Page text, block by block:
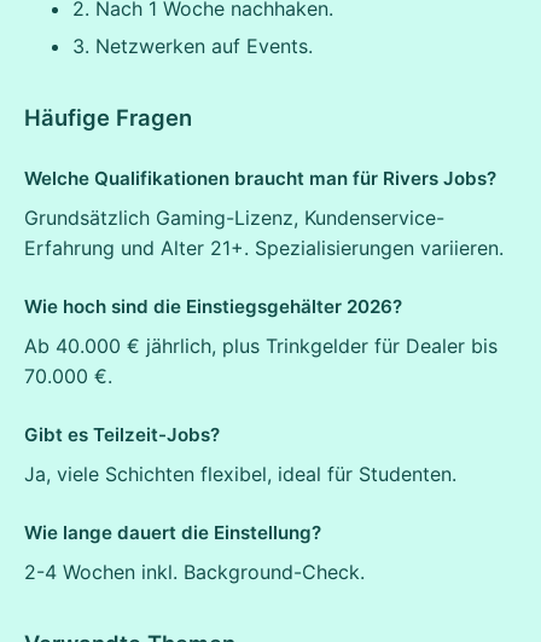
2. Nach 1 Woche nachhaken.
3. Netzwerken auf Events.
Häufige Fragen
Welche Qualifikationen braucht man für Rivers Jobs?
Grundsätzlich Gaming-Lizenz, Kundenservice-
Erfahrung und Alter 21+. Spezialisierungen variieren.
Wie hoch sind die Einstiegsgehälter 2026?
Ab 40.000 € jährlich, plus Trinkgelder für Dealer bis
70.000 €.
Gibt es Teilzeit-Jobs?
Ja, viele Schichten flexibel, ideal für Studenten.
Wie lange dauert die Einstellung?
2-4 Wochen inkl. Background-Check.